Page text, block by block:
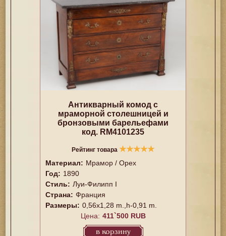
Антикварный комод с
мраморной столешницей и
бронзовыми барельефами
код. RM4101235
Рейтинг товара ★★★★★
Материал: Мрамор / Орех
Год: 1890
Стиль: Луи-Филипп I
Страна: Франция
Размеры: 0,56x1,28 m.,h-0,91 m.
Цена: 411`500 RUB
в корзину